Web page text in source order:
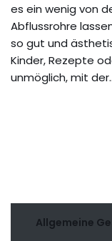
es ein wenig von
Abflussrohre
so gut und
Kinder, Rezepte
unmöglich, mit
Allgemeine